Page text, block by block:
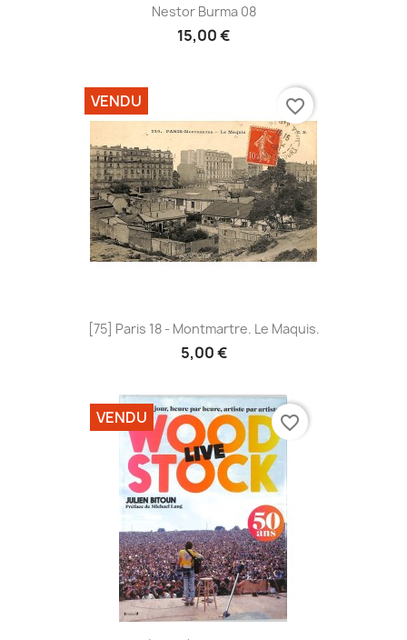
Nestor Burma 08
15,00 €
[75] Paris 18 - Montmartre. Le Maquis.
5,00 €
VENDU favorite_border
VENDU favorite_border